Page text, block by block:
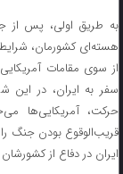
هسته‌ای کشورمان،
از سوی مقامات
سفر به ایران، در این
حرکت، آمریکایی‌ها
ایران در دفاع از